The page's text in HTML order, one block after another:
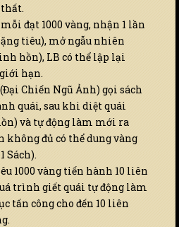
đạt 1000 vàng, nhận 1 lần
tiêu), mở ngẫu nhiên
hồn), LB có thể lập lại
hạn.
Chiến Ngũ Ảnh) gọi sách
quái, sau khi diệt quái
và tự động làm mới ra
không đủ có thể dung vàng
Sách).
1000 vàng tiến hành 10 liên
trình giết quái tự động làm
tấn công cho đến 10 liên